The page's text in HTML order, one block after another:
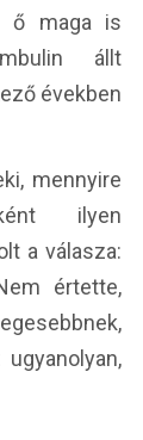
ő maga is
állt
években
mennyire
ilyen
a válasza:
értette,